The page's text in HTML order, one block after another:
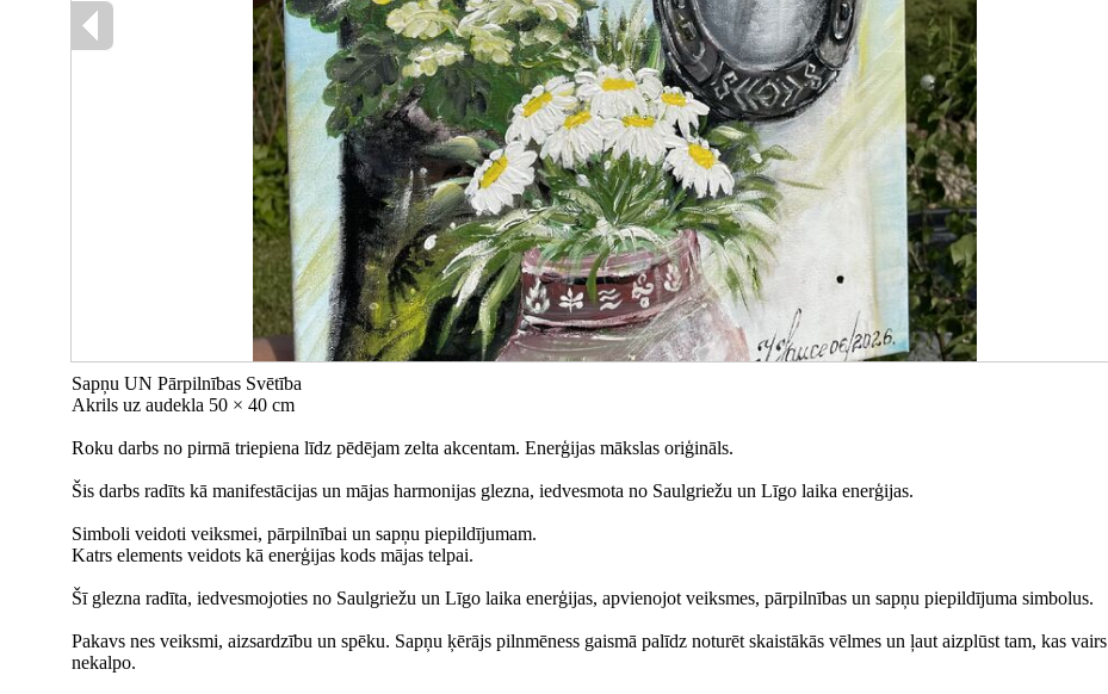
Sapņu UN Pārpilnības Svētība
Akrils uz audekla 50 × 40 cm
Roku darbs no pirmā triepiena līdz pēdējam zelta akcentam. Enerģijas mākslas oriģināls.
Šis darbs radīts kā manifestācijas un mājas harmonijas glezna, iedvesmota no Saulgriežu un Līgo laika enerģijas.
Simboli veidoti veiksmei, pārpilnībai un sapņu piepildījumam.
Katrs elements veidots kā enerģijas kods mājas telpai.
Šī glezna radīta, iedvesmojoties no Saulgriežu un Līgo laika enerģijas, apvienojot veiksmes, pārpilnības un sapņu piepildījuma simbolus.
Pakavs nes veiksmi, aizsardzību un spēku. Sapņu ķērājs pilnmēness gaismā palīdz noturēt skaistākās vēlmes un ļaut aizplūst tam, kas vairs
nekalpo.